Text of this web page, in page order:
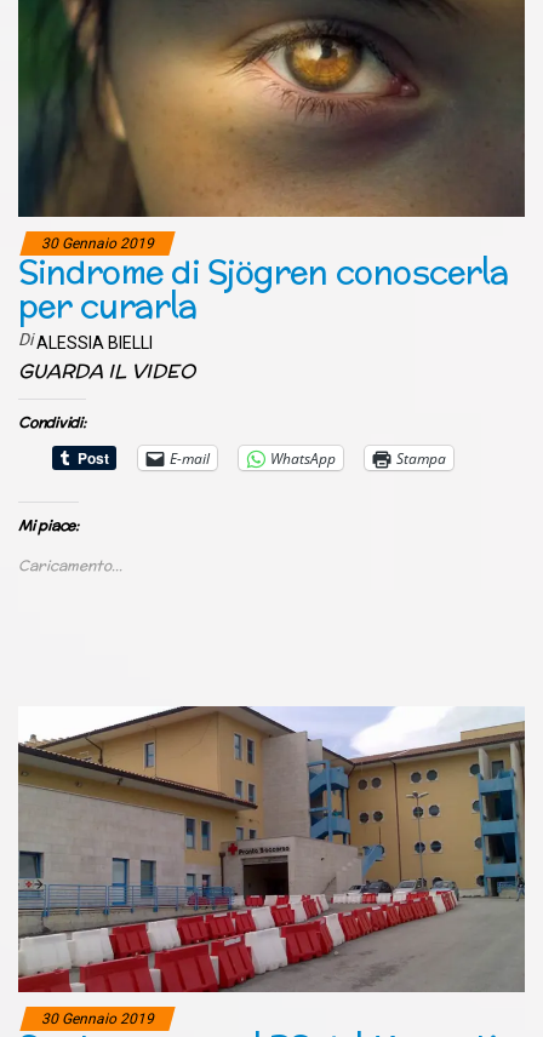
30 Gennaio 2019
Sindrome di Sjögren conoscerla
per curarla
DiALESSIA BIELLI
GUARDA IL VIDEO
Condividi:
E-mail
WhatsApp Stampa
Mi piace:
Caricamento...
30 Gennaio 2019